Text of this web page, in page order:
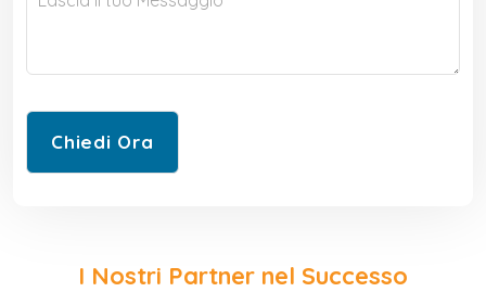
I Nostri Partner nel Successo